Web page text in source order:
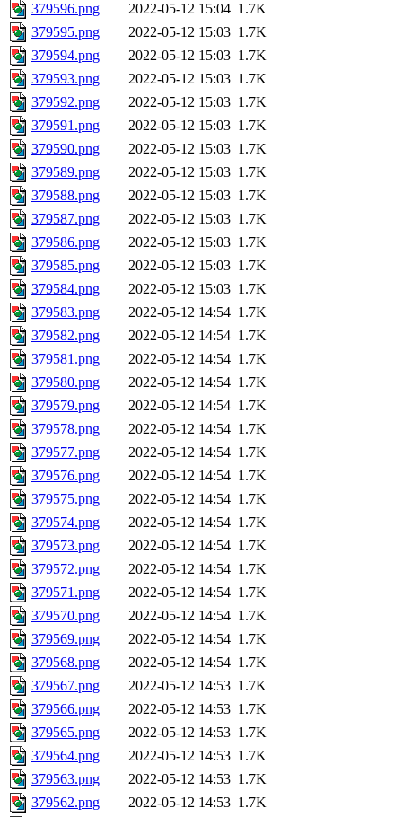
379596.png
2022-05-12 15:04 1.7K
379595.png
2022-05-12 15:03 1.7K
379594.png
2022-05-12 15:03 1.7K
379593.png
2022-05-12 15:03 1.7K
379592.png
2022-05-12 15:03 1.7K
379591.png
2022-05-12 15:03 1.7K
379590.png
2022-05-12 15:03 1.7K
379589.png
2022-05-12 15:03 1.7K
379588.png
2022-05-12 15:03 1.7K
379587.png
2022-05-12 15:03 1.7K
379586.png
2022-05-12 15:03 1.7K
379585.png
2022-05-12 15:03 1.7K
379584.png
2022-05-12 15:03 1.7K
379583.png
2022-05-12 14:54 1.7K
379582.png
2022-05-12 14:54 1.7K
379581.png
2022-05-12 14:54 1.7K
379580.png
2022-05-12 14:54 1.7K
379579.png
2022-05-12 14:54 1.7K
379578.png
2022-05-12 14:54 1.7K
379577.png
2022-05-12 14:54 1.7K
379576.png
2022-05-12 14:54 1.7K
379575.png
2022-05-12 14:54 1.7K
379574.png
2022-05-12 14:54 1.7K
379573.png
2022-05-12 14:54 1.7K
379572.png
2022-05-12 14:54 1.7K
379571.png
2022-05-12 14:54 1.7K
379570.png
2022-05-12 14:54 1.7K
379569.png
2022-05-12 14:54 1.7K
379568.png
2022-05-12 14:54 1.7K
379567.png
2022-05-12 14:53 1.7K
379566.png
2022-05-12 14:53 1.7K
379565.png
2022-05-12 14:53 1.7K
379564.png
2022-05-12 14:53 1.7K
379563.png
2022-05-12 14:53 1.7K
379562.png
2022-05-12 14:53 1.7K